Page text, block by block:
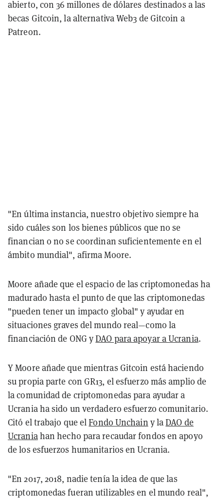
abierto, con 36 millones de dólares destinados a las
becas Gitcoin, la alternativa Web3 de Gitcoin a
Patreon.
"En última instancia, nuestro objetivo siempre ha
sido cuáles son los bienes públicos que no se
financian o no se coordinan suficientemente en el
ámbito mundial", afirma Moore.
Moore añade que el espacio de las criptomonedas ha
madurado hasta el punto de que las criptomonedas
"pueden tener un impacto global" y ayudar en
situaciones graves del mundo real—como la
financiación de ONG yDAO para apoyar a Ucrania.
Y Moore añade que mientras Gitcoin está haciendo
su propia parte con GR13, el esfuerzo más amplio de
la comunidad de criptomonedas para ayudar a
Ucrania ha sido un verdadero esfuerzo comunitario.
Citó el trabajo que elFondo Unchain y laDAO de
Ucraniahan hecho para recaudar fondos en apoyo
de los esfuerzos humanitarios en Ucrania.
"En 2017, 2018, nadie tenía la idea de que las
criptomonedas fueran utilizables en el mundo real",